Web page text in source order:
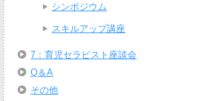
シンポジウム
スキルアップ講座
7：育児セラピスト座談会
Q＆A
その他